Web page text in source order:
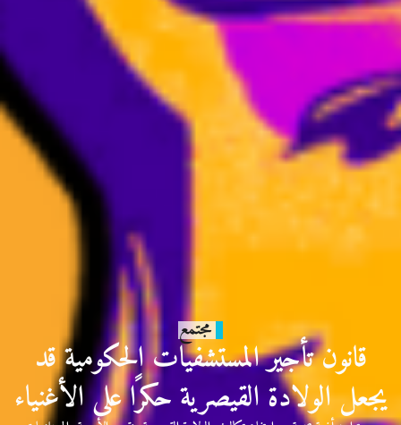
مجتمع
قانون تأجير المستشفيات الحكومية قد
يجعل الولادة القيصرية حكرًا على الأغنياء